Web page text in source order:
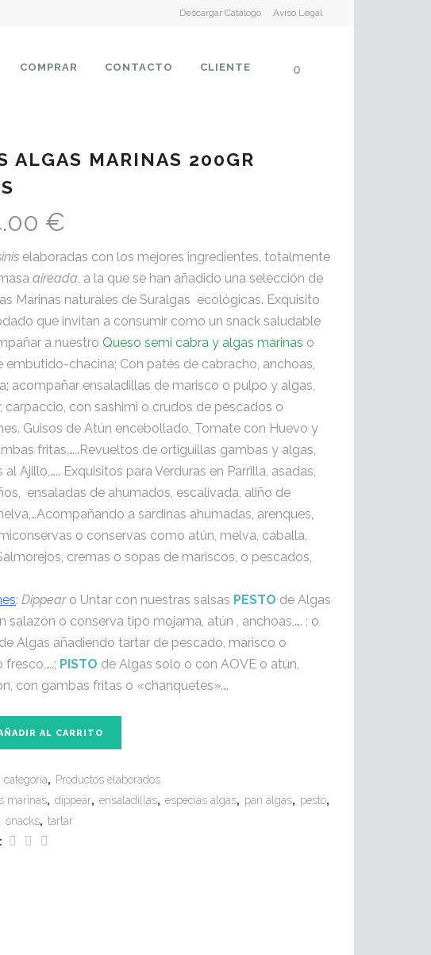
Descargar Catálogo Aviso Legal
0
COMPRAR CONTACTO CLIENTE
ALGAS MARINAS 200GR
€
elaboradas con los mejores ingredientes, totalmente
aireada, a la que se han añadido una selección de
Marinas naturales de Suralgas ecológicas. Exquisito
que invitan a consumir como un snack saludable
a nuestro Queso semi cabra y algas marinas o
embutido-chacina; Con patés de cabracho, anchoas,
acompañar ensaladillas de marisco o pulpo y algas,
carpaccio, con sashimi o crudos de pescados o
Guisos de Atún encebollado, Tomate con Huevo y
fritas,…..Revueltos de ortiguillas gambas y algas,
Ajillo,….. Exquisitos para Verduras en Parrilla, asadas,
ensaladas de ahumados, escalivada, aliño de
a sardinas ahumadas, arenques,
o conservas como atún, melva, caballa,
cremas o sopas de mariscos, o pescados,
: Dippearo Untar con nuestras salsas PESTO de Algas
salazón o conserva tipo mojama, atún , anchoas,…. ; o
de Algas añadiendo tartar de pescado, marisco o
PISTO de Algas solo o con AOVE o atún,
con gambas fritas o «chanquetes».…
AL CARRITO
categoría, Productos elaborados
marinas, dippear, ensaladillas, especias algas, pan algas, pesto,
snacks, tartar